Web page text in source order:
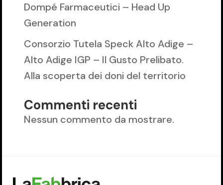
Dompé Farmaceutici – Head Up
Generation
Consorzio Tutela Speck Alto Adige –
Alto Adige IGP – Il Gusto Prelibato.
Alla scoperta dei doni del territorio
Commenti recenti
Nessun commento da mostrare.